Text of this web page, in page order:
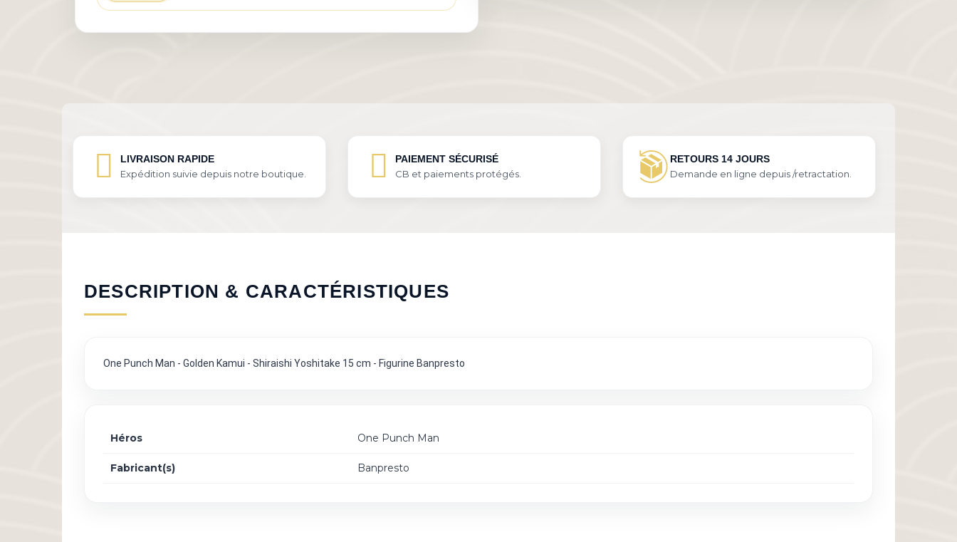
LIVRAISON RAPIDE
Expédition suivie depuis notre boutique.
PAIEMENT SÉCURISÉ
CB et paiements protégés.
RETOURS 14 JOURS
Demande en ligne depuis /retractation.
DESCRIPTION & CARACTÉRISTIQUES
One Punch Man - Golden Kamui - Shiraishi Yoshitake 15 cm - Figurine Banpresto
Héros One Punch Man
Fabricant(s) Banpresto